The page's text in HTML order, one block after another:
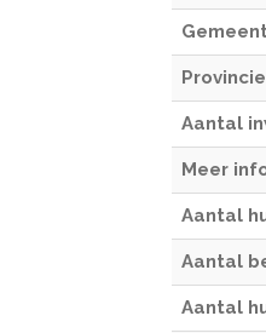
Provincie
Aantal
Meer
Aantal
Aantal
Aantal